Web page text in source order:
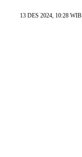
13 DES 2024, 10:28 WIB